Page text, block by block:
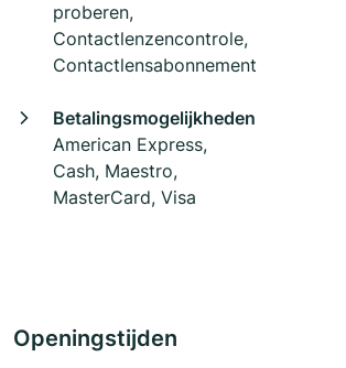
proberen,
Contactlenzencontrole,
Contactlensabonnement
Betalingsmogelijkheden
American Express,
Cash, Maestro,
MasterCard, Visa
Openingstijden